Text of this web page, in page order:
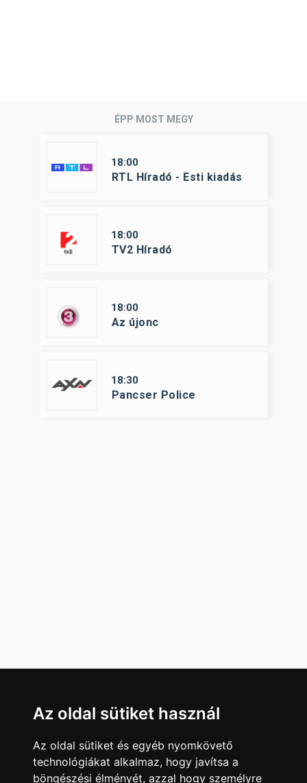
ÉPP MOST MEGY
18:00
RTL Híradó - Esti kiadás
18:00
TV2 Híradó
18:00
Az újonc
18:30
Pancser Police
Az oldal sütiket használ
Az oldal sütiket és egyéb nyomkövető
technológiákat alkalmaz, hogy javítsa a
böngészési élményét, azzal hogy személyre